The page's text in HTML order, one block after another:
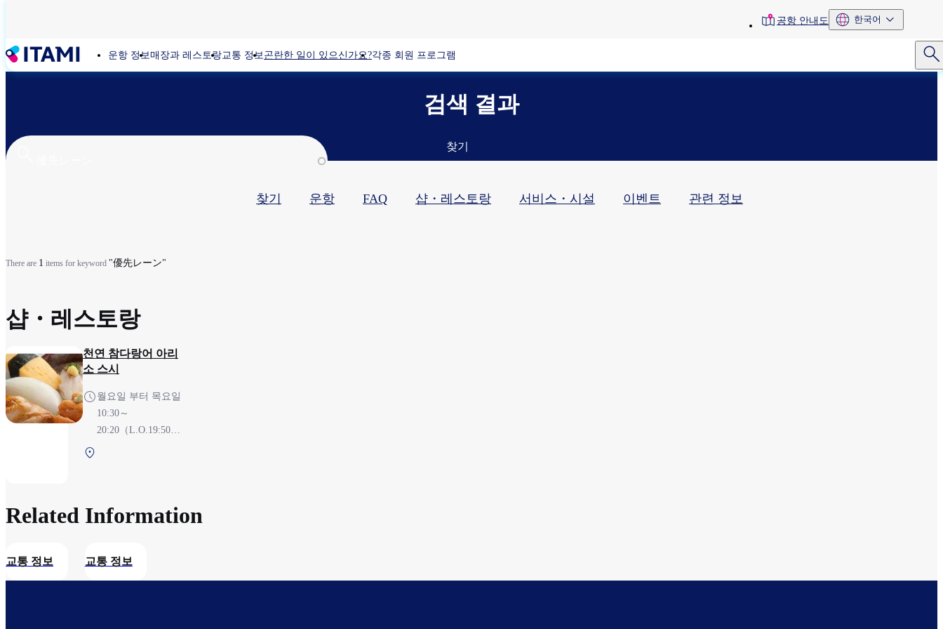
텐
츠
기
toolbar공항 안내도 한국어
운항 정보매장과 레스토랑교통 정보곤란한 일이 있으신가요?각종 회원 프로그램
검색 결과
찾기
찾기 운항 FAQ 샵・레스토랑​ 서비스・시설​ 이벤트 관련 정보
There are 1 items for keyword "優先レーン"
샵・레스토랑​
천연 참다랑어 아리
소 스시
월요일 부터 목요일
10:30～
20:20（L.O.19:50）,
Related Information​
교통 정보 교통 정보